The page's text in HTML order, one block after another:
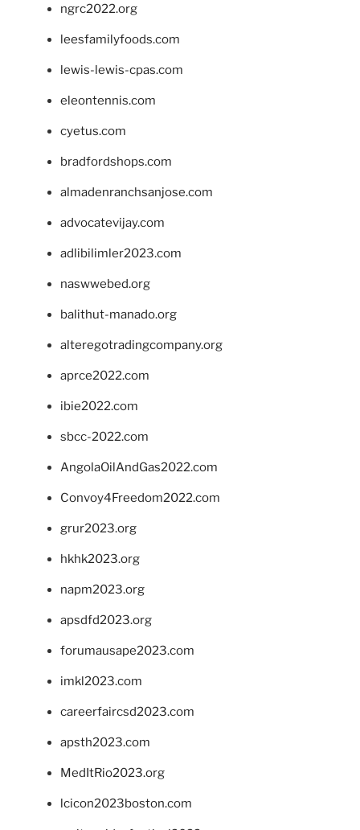
ngrc2022.org
leesfamilyfoods.com
lewis-lewis-cpas.com
eleontennis.com
cyetus.com
bradfordshops.com
almadenranchsanjose.com
advocatevijay.com
adlibilimler2023.com
naswwebed.org
balithut-manado.org
alteregotradingcompany.org
aprce2022.com
ibie2022.com
sbcc-2022.com
AngolaOilAndGas2022.com
Convoy4Freedom2022.com
grur2023.org
hkhk2023.org
napm2023.org
apsdfd2023.org
forumausape2023.com
imkl2023.com
careerfaircsd2023.com
apsth2023.com
MedItRio2023.org
lcicon2023boston.com